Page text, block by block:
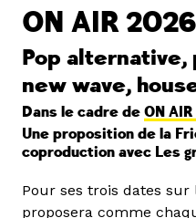
ON AIR
Pop alternative,
new wave,
Dans le cadre de ON
Une proposition de la
coproduction avec Les
Pour ses trois dates sur
proposera comme